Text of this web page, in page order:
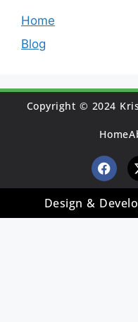
Home
Blog
Copyright © 2024
Home
Design &